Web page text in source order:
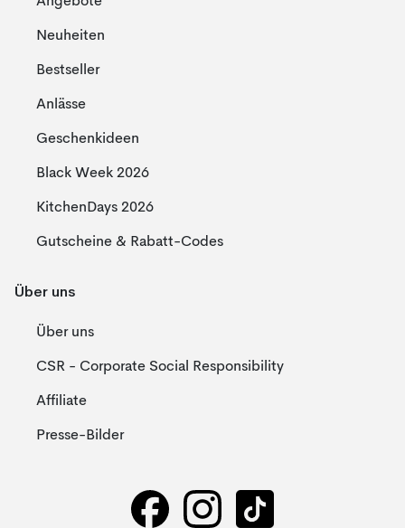
Neuheiten
Bestseller
Anlässe
Geschenkideen
Black Week 2026
KitchenDays 2026
Gutscheine & Rabatt-Codes
Über uns
Über uns
CSR - Corporate Social Responsibility
Affiliate
Presse-Bilder